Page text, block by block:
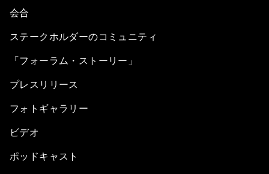
会合
ステークホルダーのコミュニティ
「フォーラム・ストーリー」
プレスリリース
フォトギャラリー
ビデオ
ポッドキャスト